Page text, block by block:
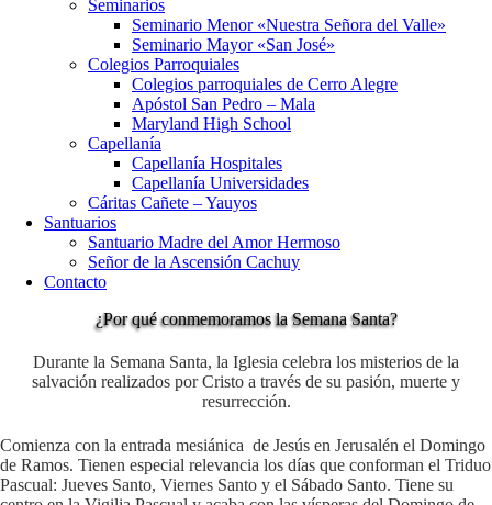
Seminarios
Seminario Menor «Nuestra Señora del Valle»
Seminario Mayor «San José»
Colegios Parroquiales
Colegios parroquiales de Cerro Alegre
Apóstol San Pedro – Mala
Maryland High School
Capellanía
Capellanía Hospitales
Capellanía Universidades
Cáritas Cañete – Yauyos
Santuarios
Santuario Madre del Amor Hermoso
Señor de la Ascensión Cachuy
Contacto
¿Por qué conmemoramos la Semana Santa?
Durante la Semana Santa, la Iglesia celebra los misterios de la
salvación realizados por Cristo a través de su pasión, muerte y
resurrección.
Comienza con la entrada mesiánica de Jesús en Jerusalén el Domingo
de Ramos. Tienen especial relevancia los días que conforman el Triduo
Pascual: Jueves Santo, Viernes Santo y el Sábado Santo. Tiene su